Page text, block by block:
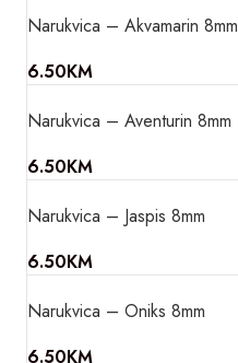
Narukvica – Akvamarin 8mm
6.50KM
Narukvica – Aventurin 8mm
6.50KM
Narukvica – Jaspis 8mm
6.50KM
Narukvica – Oniks 8mm
6.50KM